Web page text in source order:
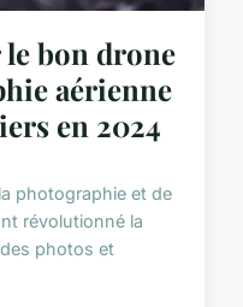
bon drone
aérienne
en 2024
photographie et de
révolutionné la
photos et